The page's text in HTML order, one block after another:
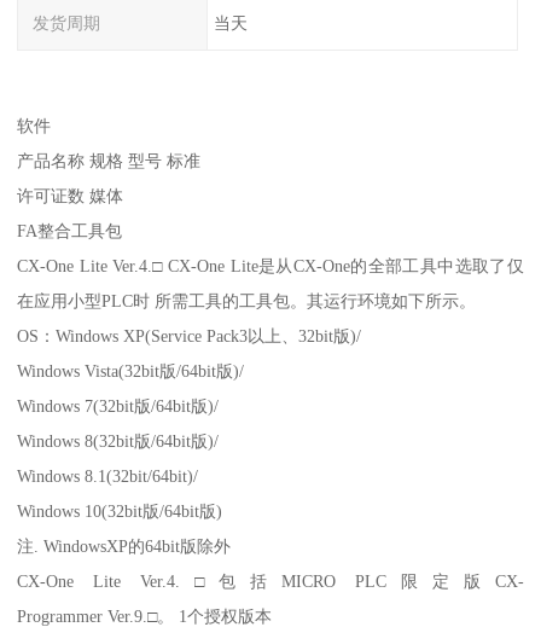
发货周期 当天
软件
产品名称 规格 型号 标准
许可证数 媒体
FA整合工具包
CX-One Lite Ver.4.□ CX-One Lite是从CX-One的全部工具中选取了仅
在应用小型PLC时 所需工具的工具包。其运行环境如下所示。
OS：Windows XP(Service Pack3以上、32bit版)/
Windows Vista(32bit版/64bit版)/
Windows 7(32bit版/64bit版)/
Windows 8(32bit版/64bit版)/
Windows 8.1(32bit/64bit)/
Windows 10(32bit版/64bit版)
注. WindowsXP的64bit版除外
CX-One Lite Ver.4.□包括MICRO PLC限定版CX-
Programmer Ver.9.□。 1个授权版本